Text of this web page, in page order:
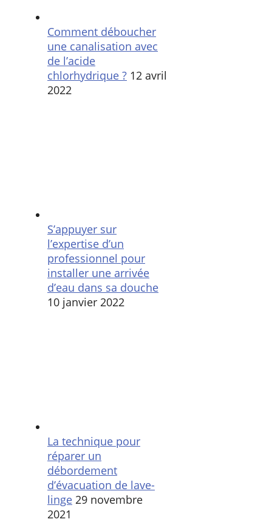
Comment déboucher
une canalisation avec
de l’acide
chlorhydrique ? 12 avril
2022
S’appuyer sur
l’expertise d’un
professionnel pour
installer une arrivée
d’eau dans sa douche
10 janvier 2022
La technique pour
réparer un
débordement
d’évacuation de lave-
linge 29 novembre
2021